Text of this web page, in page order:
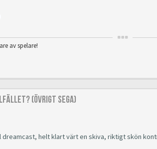
av spelare!
(Övrigt Sega)
dreamcast, helt klart värt en skiva, riktigt skön